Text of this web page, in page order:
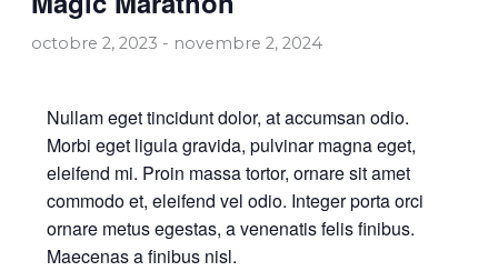
octobre 2, 2023 - novembre 2, 2024
Nullam eget tincidunt dolor, at accumsan odio.
Morbi eget ligula gravida, pulvinar magna eget,
eleifend mi. Proin massa tortor, ornare sit amet
commodo et, eleifend vel odio. Integer porta orci
ornare metus egestas, a venenatis felis finibus.
Maecenas a finibus nisl.